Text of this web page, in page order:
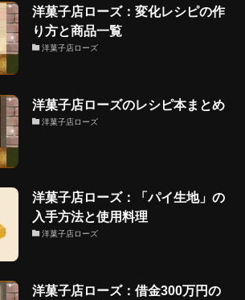
洋菓子店ローズ：変化レシピの作
り方と商品一覧
洋菓子店ローズ
洋菓子店ローズのレシピ本まとめ
洋菓子店ローズ
洋菓子店ローズ：「パイ生地」の
入手方法と使用料理
洋菓子店ローズ
洋菓子店ローズ：借金300万円の